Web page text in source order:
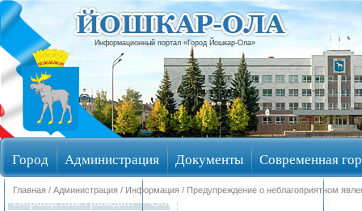
Информационный портал «Город Йошкар-Ола»
Город Администрация Документы Современная
Обращения граждан Общественные обсуждения
Главная / Администрация / Информация / Предупреждение о неблагоприятном